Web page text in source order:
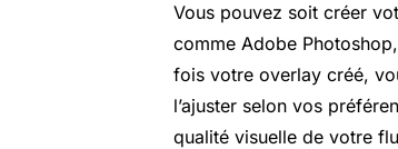
Vous pouvez soit créer
comme Adobe
fois votre overlay créé,
l’ajuster selon vos
qualité visuelle de votre